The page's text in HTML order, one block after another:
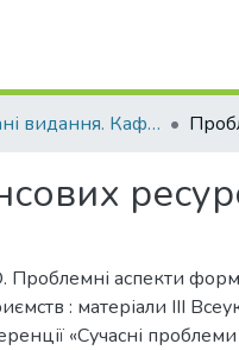
Друковані видання. Кафедра фінансів, економічних досліджень і туризму
аспекти
: матеріали ІІІ
«Сучасні проблеми